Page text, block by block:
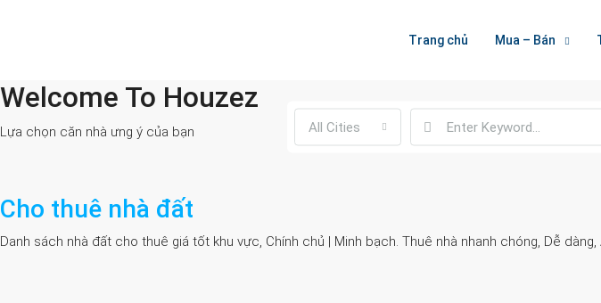
Trang chủ Mua – Bán
All Cities
Welcome To Houzez
Lựa chọn căn nhà ưng ý của bạn
Cho thuê nhà đất
Danh sách nhà đất cho thuê giá tốt khu vực, Chính chủ | Minh bạch. Thuê nhà nhanh chóng, Dễ